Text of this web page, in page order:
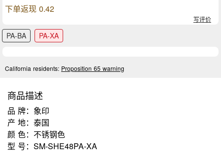
下单返现 0.42
写评价
PA-BA PA-XA
California residents: Proposition 65 warning
商品描述
品 牌：象印
产 地：泰国
颜 色：不锈钢色
型 号：SM-SHE48PA-XA